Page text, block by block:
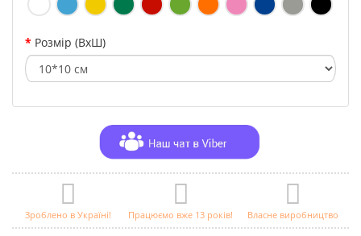
Розмір (ВхШ)
Зроблено в Україні! Працюємо вже 13 років! Власне виробництво